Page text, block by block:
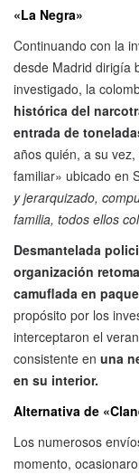
«La Negra»
Continuando con la
desde Madrid dirigía
investigado, la
histórica del
entrada de
años quién, a su
familiar» ubicado en
y jerarquizado,
familia, todos ellos
Desmantelada
organización
camuflada en
propósito por los
interceptaron el
consistente en una
en su interior.
Alternativa de
Los numerosos
momento,